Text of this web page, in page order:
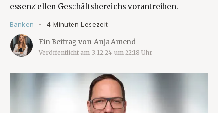
essenziellen Geschäftsbereichs vorantreiben.
Banken • 4 Minuten Lesezeit
Ein Beitrag von Anja Amend
Veröffentlicht am 3.12.24 um 22:18 Uhr